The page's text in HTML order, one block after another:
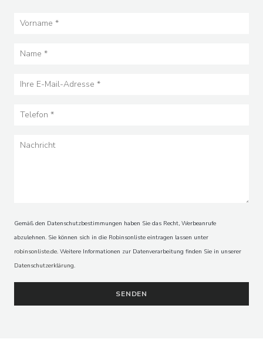
Gemäß den Datenschutzbestimmungen haben Sie das Recht, Werbeanrufe
abzulehnen. Sie können sich in die Robinsonliste eintragen lassen unter
robinsonliste.de. Weitere Informationen zur Datenverarbeitung finden Sie in unserer
Datenschutzerklärung.
MOUNÉ